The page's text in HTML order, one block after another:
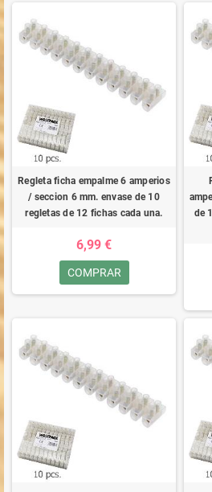
Regleta ficha empalme 6 amperios
/ seccion 6 mm. envase de 10
regletas de 12 fichas cada una.
6,99 €
COMPRAR
de